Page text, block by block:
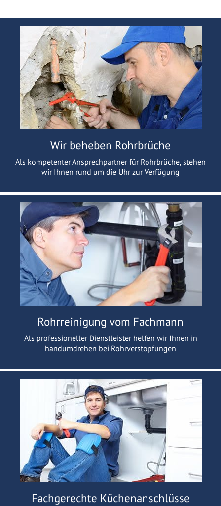
Wir beheben Rohrbrüche
Als kompetenter Ansprechpartner für Rohrbrüche, stehen
wir Ihnen rund um die Uhr zur Verfügung
Rohrreinigung vom Fachmann
Als professioneller Dienstleister helfen wir Ihnen in
handumdrehen bei Rohrverstopfungen
Fachgerechte Küchenanschlüsse